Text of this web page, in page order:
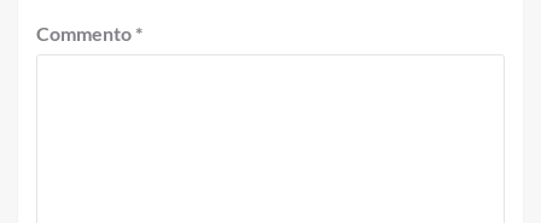
Commento *